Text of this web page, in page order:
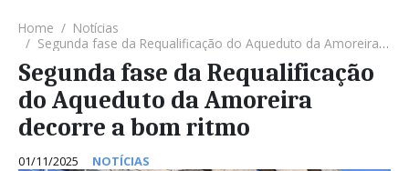
Home
Notícias
Segunda fase da Requalificação do Aqueduto da Amoreira decorre a bom ritmo
Segunda fase da Requalificação
do Aqueduto da Amoreira
decorre a bom ritmo
01/11/2025 NOTÍCIAS